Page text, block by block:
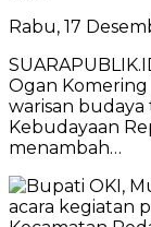
Rabu, 17
Ogan
warisan
Kebudayaan
menambah…